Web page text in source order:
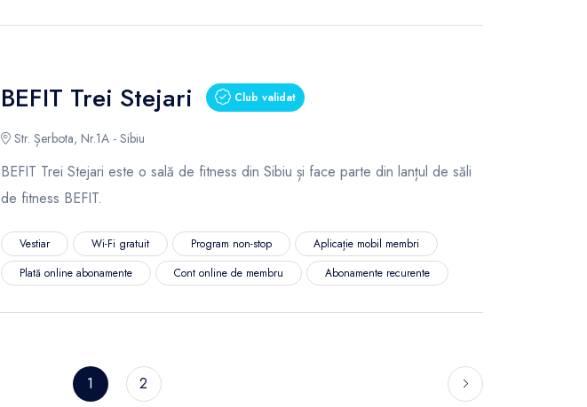
BEFIT Trei Stejari Club validat
Str. Șerbota, Nr.1A - Sibiu
BEFIT Trei Stejari este o sală de fitness din Sibiu și face parte din lanțul de săli
de fitness BEFIT.
Vestiar Wi-Fi gratuit Program non-stop
Aplicație mobil membri
Plată online abonamente
Cont online de membru Abonamente recurente
1 2